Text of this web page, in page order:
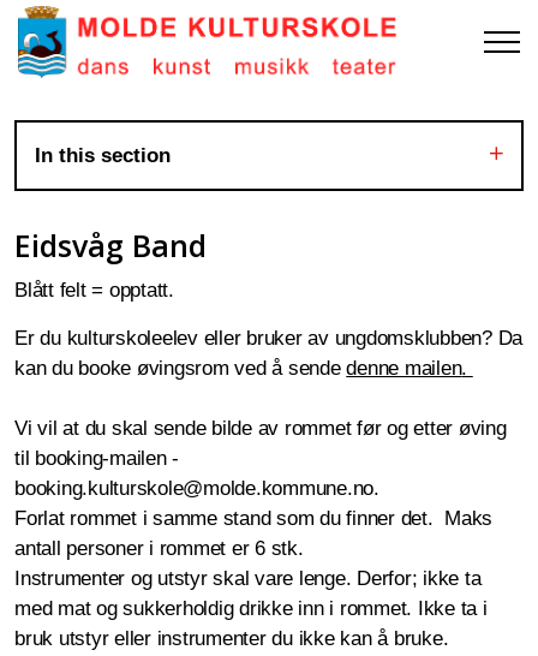
In this section
Eidsvåg Band
Blått felt = opptatt.
Er du kulturskoleelev eller bruker av ungdomsklubben? Da
kan du booke øvingsrom ved å sendedenne mailen.
Vi vil at du skal sende bilde av rommet før og etter øving
til booking-mailen -
booking.kulturskole@molde.kommune.no.
Forlat rommet i samme stand som du finner det. Maks
antall personer i rommet er 6 stk.
Instrumenter og utstyr skal vare lenge. Derfor; ikke ta
med mat og sukkerholdig drikke inn i rommet. Ikke ta i
bruk utstyr eller instrumenter du ikke kan å bruke.